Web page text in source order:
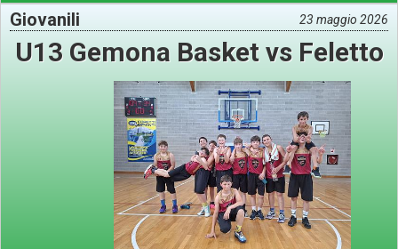
Giovanili 23 maggio 2026
U13 Gemona Basket vs Feletto